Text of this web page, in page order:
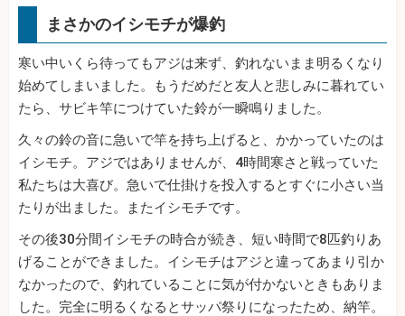
まさかのイシモチが爆釣
寒い中いくら待ってもアジは来ず、釣れないまま明るくなり
始めてしまいました。もうだめだと友人と悲しみに暮れてい
たら、サビキ竿につけていた鈴が一瞬鳴りました。
久々の鈴の音に急いで竿を持ち上げると、かかっていたのは
イシモチ。アジではありませんが、4時間寒さと戦っていた
私たちは大喜び。急いで仕掛けを投入するとすぐに小さい当
たりが出ました。またイシモチです。
その後30分間イシモチの時合が続き、短い時間で8匹釣りあ
げることができました。イシモチはアジと違ってあまり引か
なかったので、釣れていることに気が付かないときもありま
した。完全に明るくなるとサッパ祭りになったため、納竿。